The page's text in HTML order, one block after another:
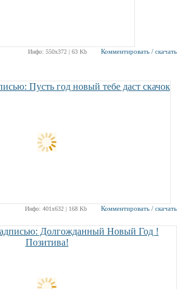
Инфо: 550х372 | 63 Kb Комментировать / скачать
Инфо: 401х632 | 168 Kb Комментировать / скачать